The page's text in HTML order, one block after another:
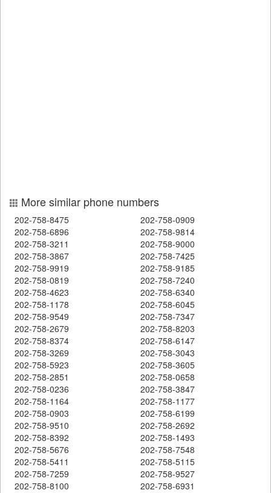
More similar phone numbers
202-758-8475
202-758-0909
202-758-6896
202-758-9814
202-758-3211
202-758-9000
202-758-3867
202-758-7425
202-758-9919
202-758-9185
202-758-0819
202-758-7240
202-758-4623
202-758-6340
202-758-1178
202-758-6045
202-758-9549
202-758-7347
202-758-2679
202-758-8203
202-758-8374
202-758-6147
202-758-3269
202-758-3043
202-758-5923
202-758-3605
202-758-2851
202-758-0658
202-758-0236
202-758-3847
202-758-1164
202-758-1177
202-758-0903
202-758-6199
202-758-9510
202-758-2692
202-758-8392
202-758-1493
202-758-5676
202-758-7548
202-758-5411
202-758-5115
202-758-7259
202-758-9527
202-758-8100
202-758-6931